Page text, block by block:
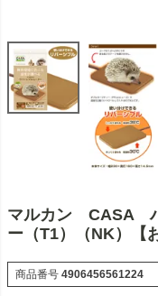
マルカン CASA ハ
ー（T1）（NK）【
商品番号 4906456561224